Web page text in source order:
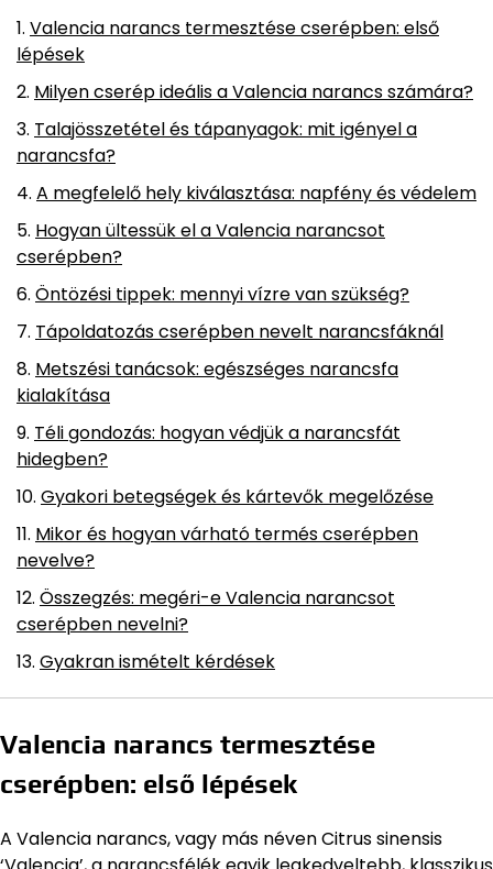
Valencia narancs termesztése cserépben: első
lépések
Milyen cserép ideális a Valencia narancs számára?
Talajösszetétel és tápanyagok: mit igényel a
narancsfa?
A megfelelő hely kiválasztása: napfény és védelem
Hogyan ültessük el a Valencia narancsot
cserépben?
Öntözési tippek: mennyi vízre van szükség?
Tápoldatozás cserépben nevelt narancsfáknál
Metszési tanácsok: egészséges narancsfa
kialakítása
Téli gondozás: hogyan védjük a narancsfát
hidegben?
Gyakori betegségek és kártevők megelőzése
Mikor és hogyan várható termés cserépben
nevelve?
Összegzés: megéri-e Valencia narancsot
cserépben nevelni?
Gyakran ismételt kérdések
Valencia narancs termesztése
cserépben: első lépések
A Valencia narancs, vagy más néven Citrus sinensis